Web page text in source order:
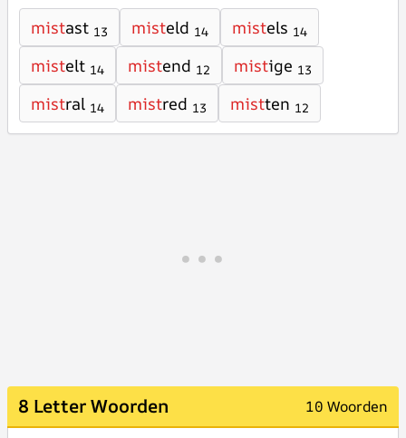
mistast 13 misteld 14 mistels 14
mistelt 14 mistend 12 mistige 13
mistral 14 mistred 13 mistten 12
8 Letter Woorden 10 Woorden